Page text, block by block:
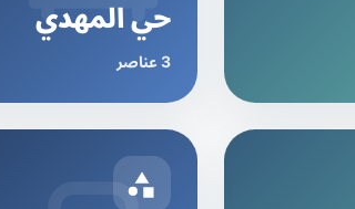
حي المهدي
3 عناصر